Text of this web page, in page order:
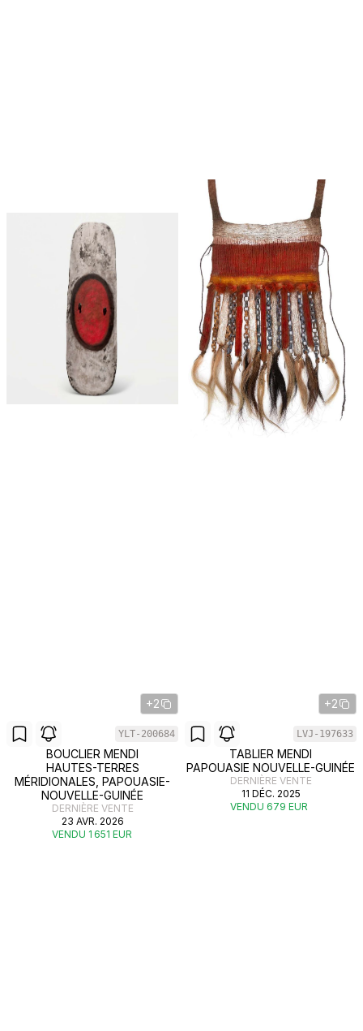
+2
YLT-200684
BOUCLIER MENDI
HAUTES-TERRES
MÉRIDIONALES, PAPOUASIE-
NOUVELLE-GUINÉE
DERNIÈRE VENTE
23 AVR. 2026
VENDU 1 651 EUR
+2
LVJ-197633
TABLIER MENDI
PAPOUASIE NOUVELLE-GUINÉE
DERNIÈRE VENTE
11 DÉC. 2025
VENDU 679 EUR